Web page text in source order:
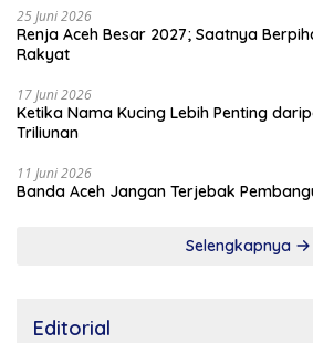
25 Juni 2026
Renja Aceh Besar 2027; Saatnya
Rakyat
17 Juni 2026
Ketika Nama Kucing Lebih Penting
Triliunan
11 Juni 2026
Banda Aceh Jangan Terjebak
Selengkapnya
Editorial